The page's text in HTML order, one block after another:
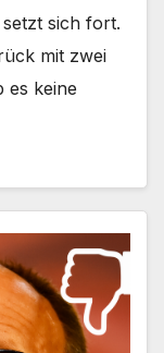
sich fort.
mit zwei
es keine